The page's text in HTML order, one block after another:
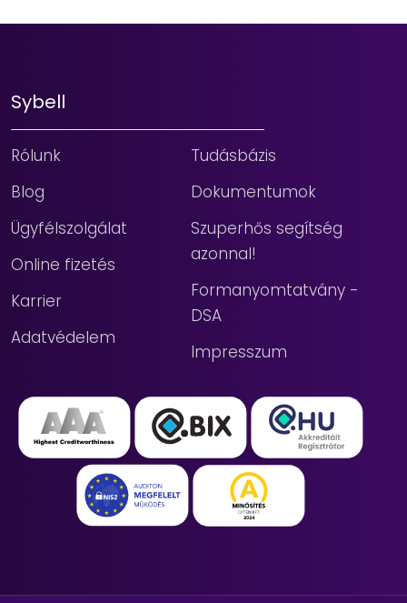
Sybell
Rólunk
Blog
Ügyfélszolgálat
Online fizetés
Karrier
Adatvédelem
Tudásbázis
Dokumentumok
Szuperhős segítség
azonnal!
Formanyomtatvány -
DSA
Impresszum